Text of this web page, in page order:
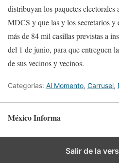
distribuyan los paquetes electorales
MDCS y que las y los secretarios y
más de 84 mil casillas previstas a
del 1 de junio, para que entreguen
de sus vecinos y vecinos.
Categorías: Al Momento, Carrusel,
México Informa
Salir de la